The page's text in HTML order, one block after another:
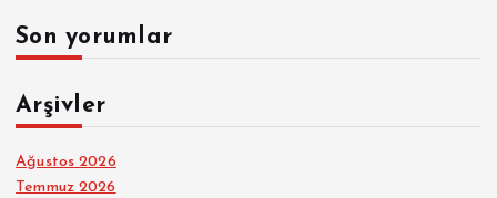
Son yorumlar
Arşivler
Ağustos 2026
Temmuz 2026